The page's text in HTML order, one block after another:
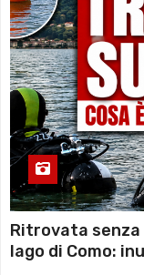
Ritrovata senza
lago di Como: